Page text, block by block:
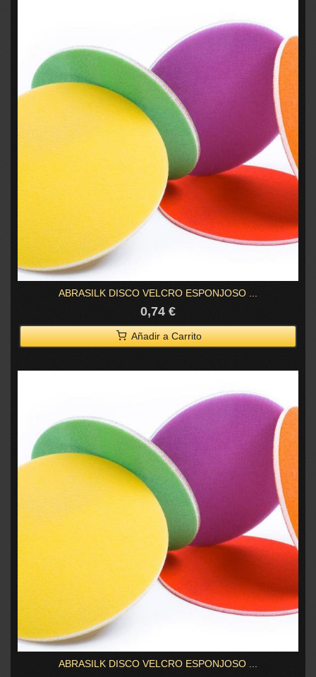
ABRASILK DISCO VELCRO ESPONJOSO ...
0,74 €
Añadir a Carrito
ABRASILK DISCO VELCRO ESPONJOSO ...